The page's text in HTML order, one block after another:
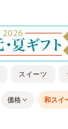
スイーツ
価格 和スイ